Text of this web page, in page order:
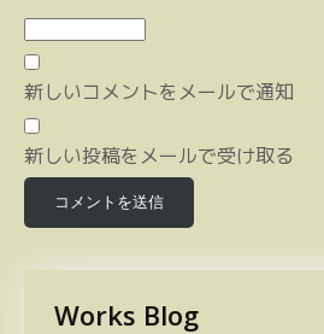
新しいコメントをメールで通知
新しい投稿をメールで受け取る
Works Blog